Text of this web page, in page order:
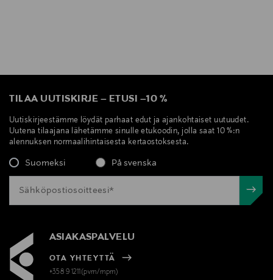
TILAA UUTISKIRJE – ETUSI –10 %
Uutiskirjeestämme löydät parhaat edut ja ajankohtaiset uutuudet.
Uutena tilaajana lähetämme sinulle etukoodin, jolla saat 10 %:n
alennuksen normaalihintaisesta kertaostoksesta.
Suomeksi På svenska
ASIAKASPALVELU
OTA YHTEYTTÄ
+358 9 1211(pvm/mpm)